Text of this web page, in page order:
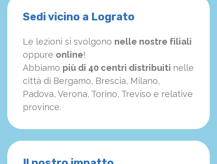
Sedi vicino a Lograto
Le lezioni si svolgono nelle nostre filiali
oppure online!
Abbiamo più di 40 centri distribuiti nelle
città di Bergamo, Brescia, Milano,
Padova, Verona, Torino, Treviso e relative
province.